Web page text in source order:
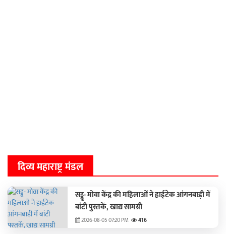
दिव्य महाराष्ट्र मंडल
सड्डू- मोवा केंद्र की महिलाओं ने हाईटेक आंगनबाड़ी में
बांटी पुस्‍तकें, खाद्य सामग्री
2026-08-05 07:20 PM 416